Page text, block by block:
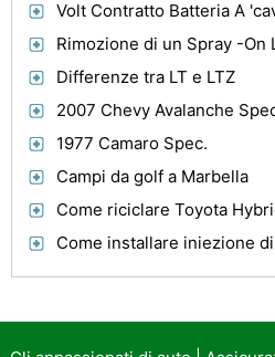
Volt Contratto Batteria A
Rimozione di un Spray -On
Differenze tra LT e LTZ
2007 Chevy Avalanche
1977 Camaro Spec.
Campi da golf a Marbella
Come riciclare Toyota